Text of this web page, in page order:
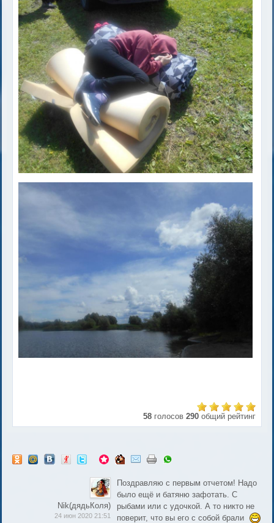
58 голосов 290 общий рейтинг
Nik(дядьКоля)
24 июн 2020 21:51
Поздравляю с первым отчетом! Надо
было ещё и батяню зафотать. С
рыбами или с удочкой. А то никто не
поверит, что вы его с собой брали